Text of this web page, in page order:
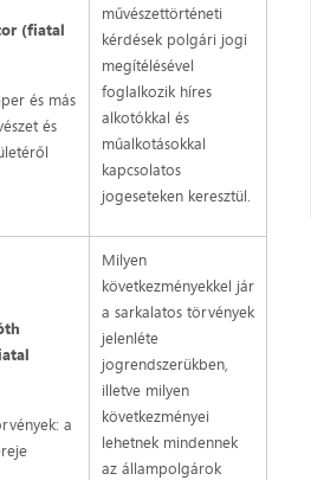
(fiatal
és más
és
művészettörténeti
kérdések polgári jogi
megítélésével
foglalkozik híres
alkotókkal és
műalkotásokkal
kapcsolatos
jogeseteken keresztül.
a
Milyen
következményekkel jár
a sarkalatos törvények
jelenléte
jogrendszerükben,
illetve milyen
következményei
lehetnek mindennek
az állampolgárok